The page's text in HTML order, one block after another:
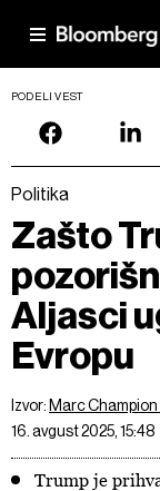
PODELI VEST
Politika
Zašto
Aljasci
Evropu
Izvor: Marc
16. avgust 2025, 15:48
Trump je